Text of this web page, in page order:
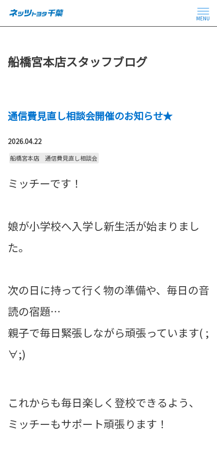
MENU
船橋宮本店スタッフブログ
通信費見直し相談会開催のお知らせ★
2026.04.22
船橋宮本店 通信費見直し相談会
ミッチーです！
娘が小学校へ入学し新生活が始まりまし
た。
次の日に持って行く物の準備や、毎日の音
読の宿題…
親子で毎日緊張しながら頑張っています( ;
∀;)
これからも毎日楽しく登校できるよう、
ミッチーもサポート頑張ります！